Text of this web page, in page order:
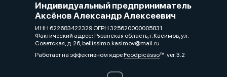
Индивидуальный предприниматель
Аксёнов Александр Алексеевич
ИНН 622683422329 ОГРН 325620000005831
Фактический адрес: Рязанская область, г. Касимов, ул.
Советская, д. 26, bellissimo.kasimov@mail.ru
Работает на эффективном ядреFoodpicássover. 3.2